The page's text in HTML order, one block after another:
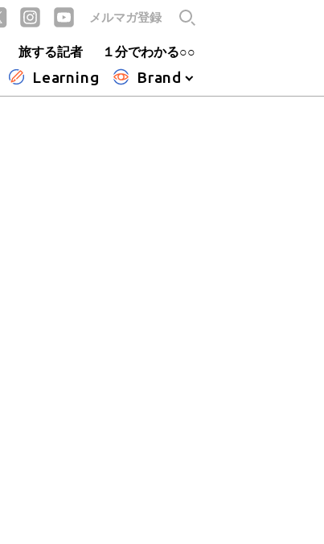
旅する記者 １分でわかる○○
Learning Brand
メルマガ登録